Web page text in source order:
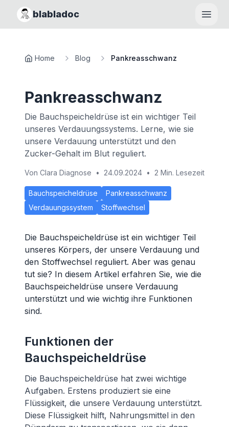
blabladoc
Home Blog Pankreasschwanz
Pankreasschwanz
Die Bauchspeicheldrüse ist ein wichtiger Teil
unseres Verdauungssystems. Lerne, wie sie
unsere Verdauung unterstützt und den
Zucker-Gehalt im Blut reguliert.
Von Clara Diagnose • 24.09.2024 • 2 Min. Lesezeit
Bauchspeicheldrüse
Pankreasschwanz
Verdauungssystem
Stoffwechsel
Die Bauchspeicheldrüse ist ein wichtiger Teil
unseres Körpers, der unsere Verdauung und
den Stoffwechsel reguliert. Aber was genau
tut sie? In diesem Artikel erfahren Sie, wie die
Bauchspeicheldrüse unsere Verdauung
unterstützt und wie wichtig ihre Funktionen
sind.
Funktionen der
Bauchspeicheldrüse
Die Bauchspeicheldrüse hat zwei wichtige
Aufgaben. Erstens produziert sie eine
Flüssigkeit, die unsere Verdauung unterstützt.
Diese Flüssigkeit hilft, Nahrungsmittel in den